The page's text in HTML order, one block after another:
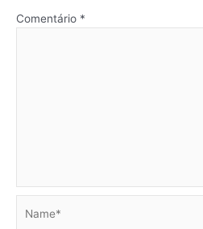
Comentário *